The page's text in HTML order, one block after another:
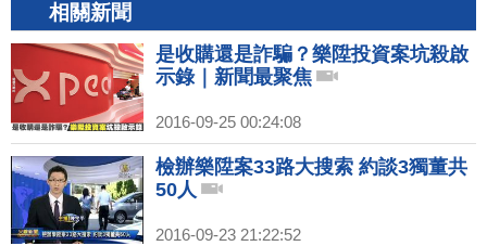
相關新聞
是收購還是詐騙？樂陞投資案坑殺啟
示錄｜新聞最聚焦
2016-09-25 00:24:08
檢辦樂陞案33路大搜索 約談3獨董共
50人
2016-09-23 21:22:52